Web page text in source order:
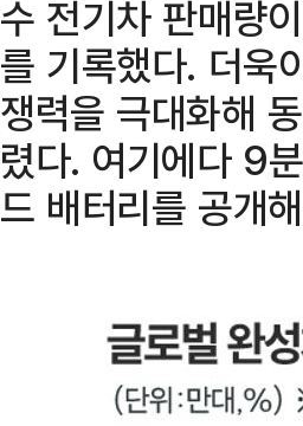
수 전기차 판매량
를 기록했다. 더욱
쟁력을 극대화해
렸다. 여기에다 9
드 배터리를 공개